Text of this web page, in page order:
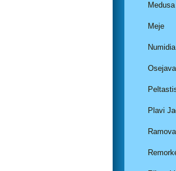
Medusa
Meje
Numidia
Osejava
Plavi
Ramova